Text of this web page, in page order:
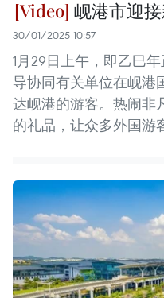
岘港市迎
30/01/2025 10:57
1月29日上午，即乙巳
导协同有关单位在岘港
达岘港的游客。热闹非
的礼品，让众多外国游